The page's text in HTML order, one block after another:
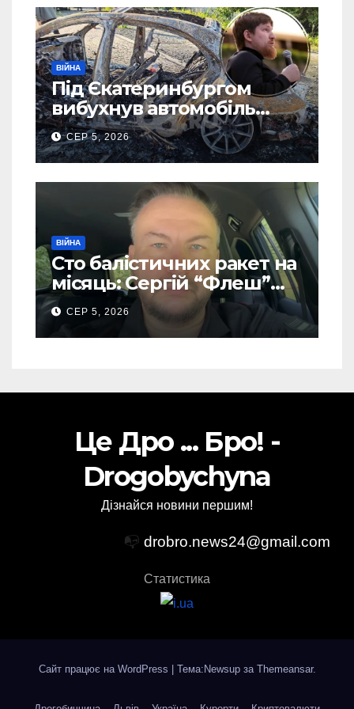
ВІЙНА
Під Єкатеринбургом
вибухнув автомобіль
голови компанії-
виробника дронів “Упир”
– перші подробиці
СЕР 5, 2026
ВІЙНА
Сто балістичних ракет на
місяць: Сергій “Флеш”
закликав українців
готуватися до гіршого
СЕР 5, 2026
Це Дро ... Бро! -
Drogobychyna
Дізнайся новини першим!
📭 drobro.news24@gmail.com
Статистика
Сайт працює на WordPress | Тема:Newsup за Themeansar.